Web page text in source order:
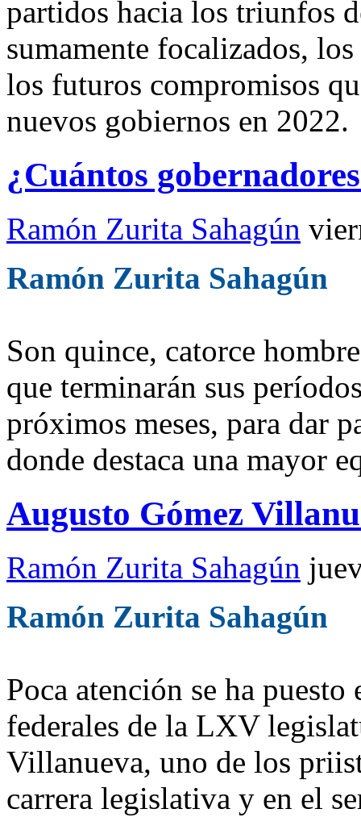
partidos hacia los triunfos
sumamente focalizados,
los futuros compromisos
nuevos gobiernos en 2022.
¿Cuántos
Ramón Zurita Sahagún
Ramón Zurita Sahagún
Son quince, catorce
que terminarán sus
próximos meses, para dar
donde destaca una mayor
Augusto Gómez
Ramón Zurita Sahagún
Ramón Zurita Sahagún
Poca atención se ha
federales de la LXV
Villanueva, uno de los
carrera legislativa y en el